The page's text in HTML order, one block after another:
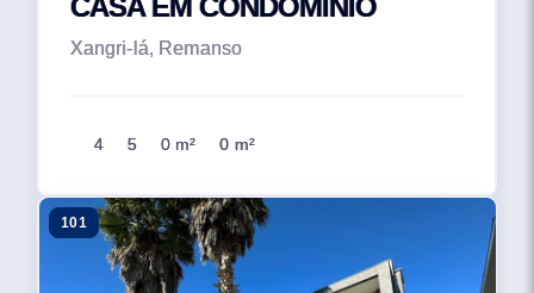
CASA EM CONDOMÍNIO
Xangri-lá, Remanso
4 5 0 m² 0 m²
101